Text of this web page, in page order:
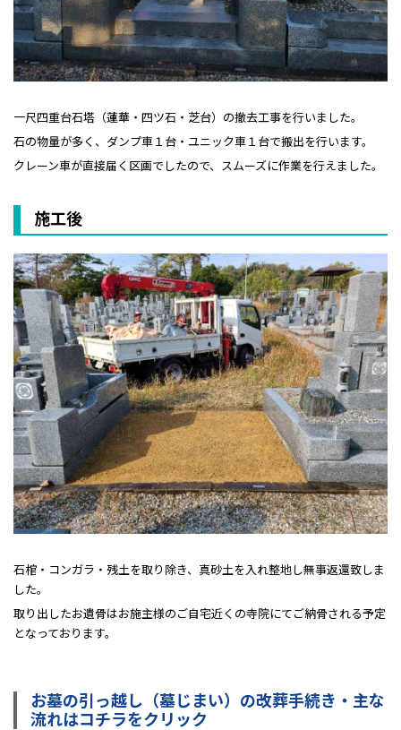
一尺四重台石塔（蓮華・四ツ石・芝台）の撤去工事を行いました。
石の物量が多く、ダンプ車１台・ユニック車１台で搬出を行います。
クレーン車が直接届く区画でしたので、スムーズに作業を行えました。
施工後
石棺・コンガラ・残土を取り除き、真砂土を入れ整地し無事返還致しま
した。
取り出したお遺骨はお施主様のご自宅近くの寺院にてご納骨される予定
となっております。
お墓の引っ越し（墓じまい）の改葬手続き・主な
流れはコチラをクリック